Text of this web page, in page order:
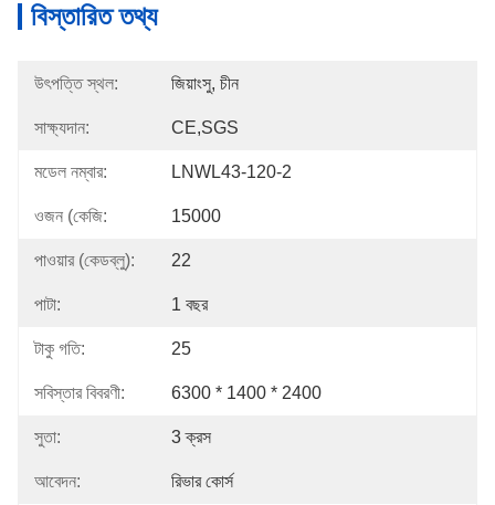
বিস্তারিত তথ্য
উৎপত্তি স্থল: জিয়াংসু, চীন
সাক্ষ্যদান: CE,SGS
মডেল নম্বার: LNWL43-120-2
ওজন (কেজি: 15000
পাওয়ার (কেডব্লু): 22
পাটা: 1 বছর
টাকু গতি: 25
সবিস্তার বিবরণী: 6300 * 1400 * 2400
সুতা: 3 ক্রস
আবেদন: রিভার কোর্স